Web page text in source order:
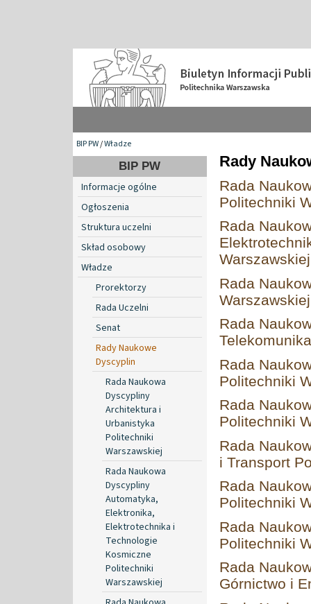
BIP PW/Władze
BIP PW
Informacje ogólne
Ogłoszenia
Struktura uczelni
Skład osobowy
Władze
Prorektorzy
Rada Uczelni
Senat
Rady Naukowe
Dyscyplin
Rada Naukowa
Dyscypliny
Architektura i
Urbanistyka
Politechniki
Warszawskiej
Rada Naukowa
Dyscypliny
Automatyka,
Elektronika,
Elektrotechnika i
Technologie
Kosmiczne
Politechniki
Warszawskiej
Rady
Rada
Politechniki
Rada
Warszawskiej
Rada
Warszawskiej
Rada
Rada
Politechniki
Rada
Politechniki
Rada
i Transport
Rada
Politechniki
Rada
Politechniki
Rada
Górnictwo i